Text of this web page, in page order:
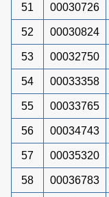
51 00030726
52 00030824
53 00032750
54 00033358
55 00033765
56 00034743
57 00035320
58 00036783